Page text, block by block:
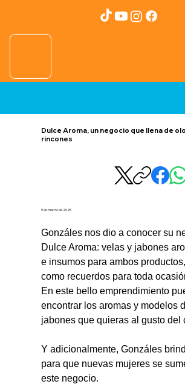
Dulce Aroma, un negocio que llena de
rincones
5 de marzo de 2025
Gonzáles nos dio a conocer su
Dulce Aroma: velas y jabones
e insumos para ambos
como recuerdos para toda
En este bello emprendimiento
encontrar los aromas y modelos
jabones que quieras al gusto del
Y adicionalmente, Gonzáles
para que nuevas mujeres se
este negocio.